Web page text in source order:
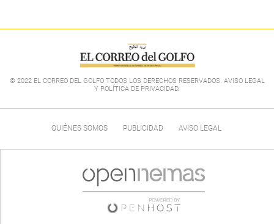
© 2022 EL CORREO DEL GOLFO TODOS LOS DERECHOS RESERVADOS. AVISO LEGAL
Y POLÍTICA DE PRIVACIDAD.
QUIÉNES SOMOS PUBLICIDAD AVISO LEGAL